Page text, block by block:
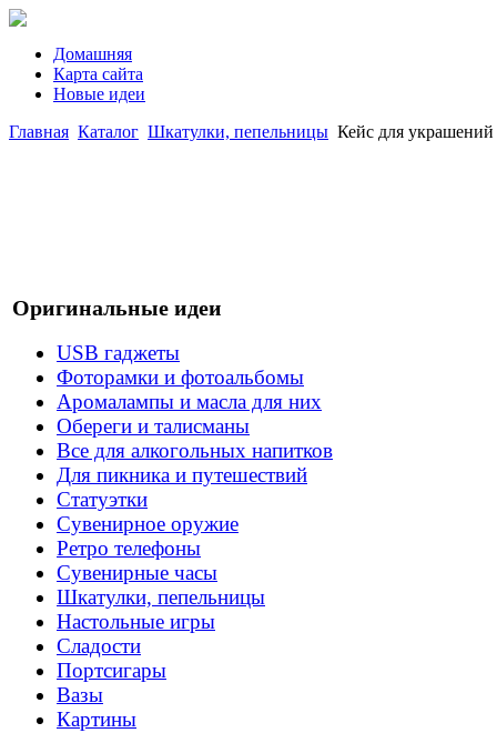
Домашняя
Карта сайта
Новые идеи
Главная Каталог Шкатулки, пепельницы Кейс для украшений
Оригинальные идеи
USB гаджеты
Фоторамки и фотоальбомы
Аромалампы и масла для них
Обереги и талисманы
Все для алкогольных напитков
Для пикника и путешествий
Статуэтки
Сувенирное оружие
Ретро телефоны
Сувенирные часы
Шкатулки, пепельницы
Настольные игры
Сладости
Портсигары
Вазы
Картины